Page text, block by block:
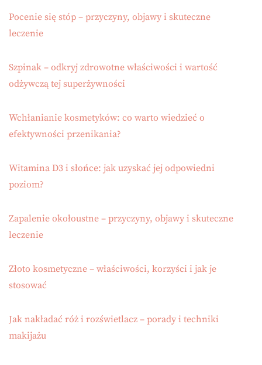
Pocenie się stóp – przyczyny, objawy i skuteczne
leczenie
Szpinak – odkryj zdrowotne właściwości i wartość
odżywczą tej superżywności
Wchłanianie kosmetyków: co warto wiedzieć o
efektywności przenikania?
Witamina D3 i słońce: jak uzyskać jej odpowiedni
poziom?
Zapalenie okołoustne – przyczyny, objawy i skuteczne
leczenie
Złoto kosmetyczne – właściwości, korzyści i jak je
stosować
Jak nakładać róż i rozświetlacz – porady i techniki
makijażu